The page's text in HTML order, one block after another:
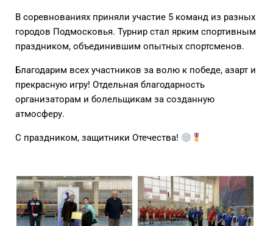
В соревнованиях приняли участие 5 команд из разных
городов Подмосковья. Турнир стал ярким спортивным
праздником, объединившим опытных спортсменов.
Благодарим всех участников за волю к победе, азарт и
прекрасную игру! Отдельная благодарность
организаторам и болельщикам за созданную
атмосферу.
С праздником, защитники Отечества!